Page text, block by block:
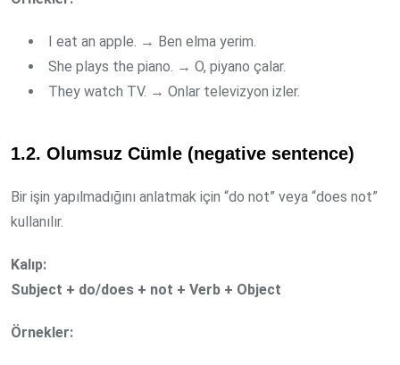
I eat an apple. → Ben elma yerim.
She plays the piano. → O, piyano çalar.
They watch TV. → Onlar televizyon izler.
1.2. Olumsuz Cümle (negative sentence)
Bir işin yapılmadığını anlatmak için “do not” veya “does not”
kullanılır.
Kalıp:
Subject + do/does + not + Verb + Object
Örnekler: